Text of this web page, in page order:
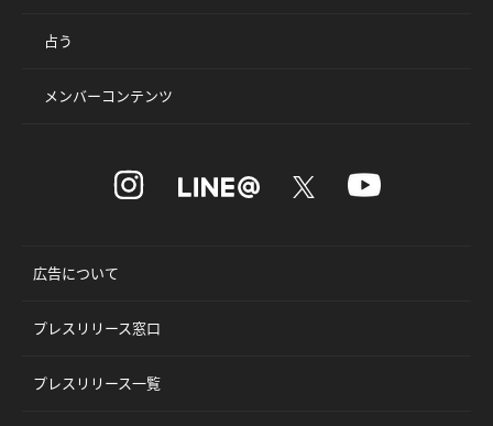
占う
メンバーコンテンツ
広告について
プレスリリース窓口
プレスリリース一覧